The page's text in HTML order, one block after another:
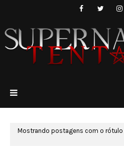
Mostrando postagens com o rótulo